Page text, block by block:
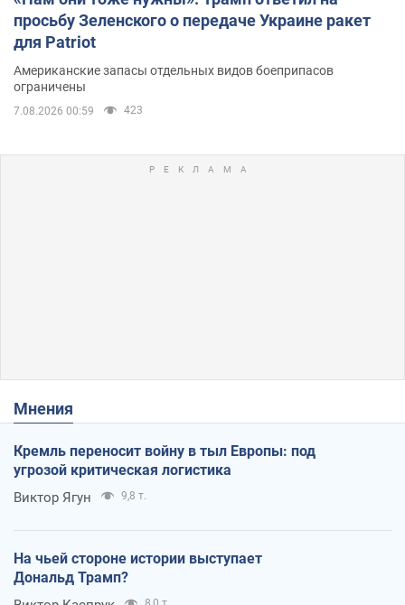
просьбу Зеленского о передаче Украине ракет
для Patriot
Американские запасы отдельных видов боеприпасов
ограничены
7.08.2026 00:59 423
Мнения
Кремль переносит войну в тыл Европы: под
угрозой критическая логистика
Виктор Ягун 9,8 т.
На чьей стороне истории выступает
Дональд Трамп?